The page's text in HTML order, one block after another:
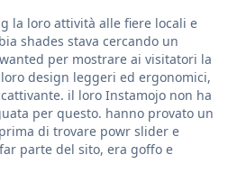
la loro attività alle fiere locali e
shades stava cercando un
per mostrare ai visitatori la
design leggeri ed ergonomici,
il loro Instamojo non ha
per questo. hanno provato un
di trovare powr slider e
parte del sito, era goffo e